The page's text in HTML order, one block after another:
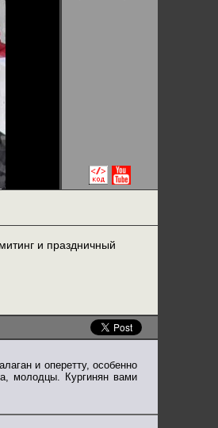
и праздничный
и оперетту, особенно
молодцы. Кургинян вами